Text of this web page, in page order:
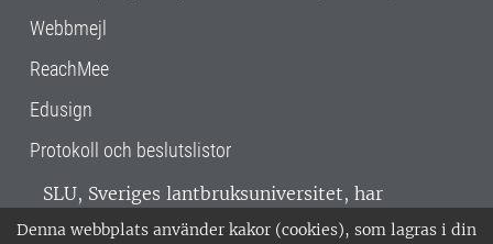
Denna webbplats använder kakor (cookies), som lagras i din
Webbmejl
ReachMee
Edusign
Protokoll och beslutslistor
SLU, Sveriges lantbruksuniversitet, har
verksamhet över hela Sverige. Huvudorter är